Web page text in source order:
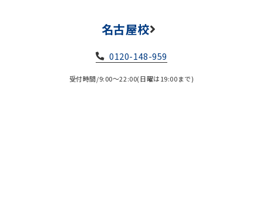
名古屋校
0120-148-959
受付時間/9:00～22:00(日曜は19:00まで)